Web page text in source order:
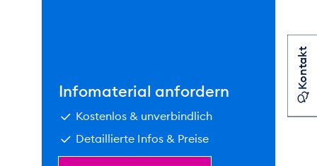
Infomaterial anfordern
Kostenlos & unverbindlich
Detaillierte Infos & Preise
Kontakt